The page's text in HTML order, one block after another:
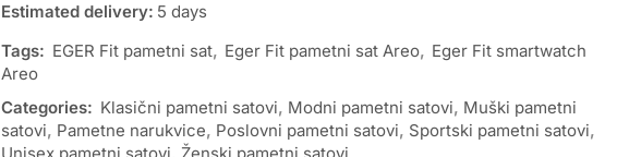
Estimated delivery: 5 days
Tags: EGER Fit pametni sat, Eger Fit pametni sat Areo, Eger Fit smartwatch
Areo
Categories: Klasični pametni satovi, Modni pametni satovi, Muški pametni
satovi, Pametne narukvice, Poslovni pametni satovi, Sportski pametni satovi,